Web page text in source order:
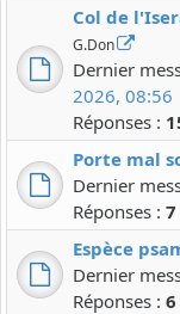
Col de
G.Don
Dernier
2026, 08:56
Réponses :
Porte mal
Dernier
Réponses : 7
Espèce
Dernier
Réponses : 6